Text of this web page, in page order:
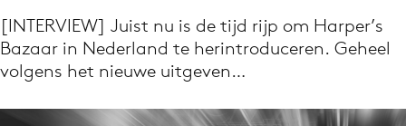
Volg het laatste nieuws via de Adformatie
Nieuws app
[INTERVIEW] Juist nu is de tijd rijp om Harper’s
Bazaar in Nederland te herintroduceren. Geheel
volgens het nieuwe uitgeven…